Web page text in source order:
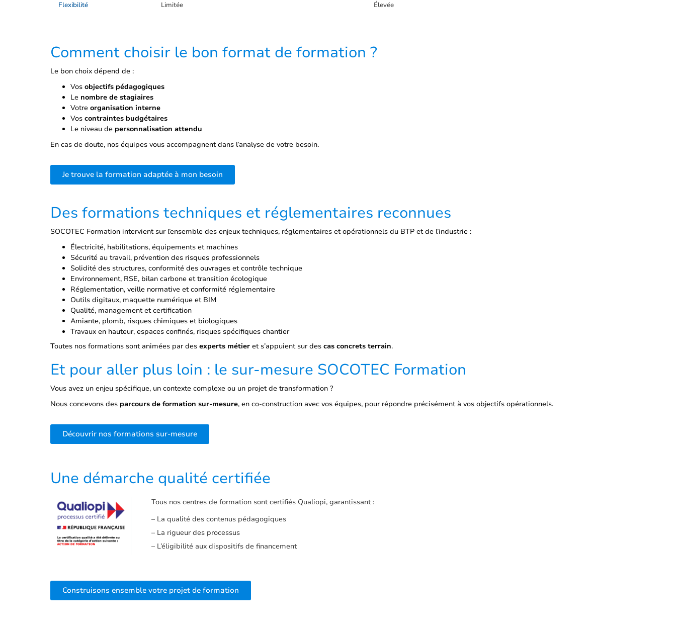
Flexibilité Limitée Élevée
Comment choisir le bon format de formation ?
Le bon choix dépend de :
Vos objectifs pédagogiques
Le nombre de stagiaires
Votre organisation interne
Vos contraintes budgétaires
Le niveau de personnalisation attendu
En cas de doute, nos équipes vous accompagnent dans l’analyse de votre besoin.
Je trouve la formation adaptée à mon besoin
Des formations techniques et réglementaires reconnues
SOCOTEC Formation intervient sur l’ensemble des enjeux techniques, réglementaires et opérationnels du BTP et de l’industrie :
Électricité, habilitations, équipements et machines
Sécurité au travail, prévention des risques professionnels
Solidité des structures, conformité des ouvrages et contrôle technique
Environnement, RSE, bilan carbone et transition écologique
Réglementation, veille normative et conformité réglementaire
Outils digitaux, maquette numérique et BIM
Qualité, management et certification
Amiante, plomb, risques chimiques et biologiques
Travaux en hauteur, espaces confinés, risques spécifiques chantier
Toutes nos formations sont animées par des experts métier et s’appuient sur des cas concrets terrain.
Et pour aller plus loin : le sur-mesure SOCOTEC Formation
Vous avez un enjeu spécifique, un contexte complexe ou un projet de transformation ?
Nous concevons des parcours de formation sur-mesure, en co-construction avec vos équipes, pour répondre précisément à vos objectifs opérationnels.
Découvrir nos formations sur-mesure
Une démarche qualité certifiée
Tous nos centres de formation sont certifiés Qualiopi, garantissant :
– La qualité des contenus pédagogiques
– La rigueur des processus
– L’éligibilité aux dispositifs de financement
Construisons ensemble votre projet de formation